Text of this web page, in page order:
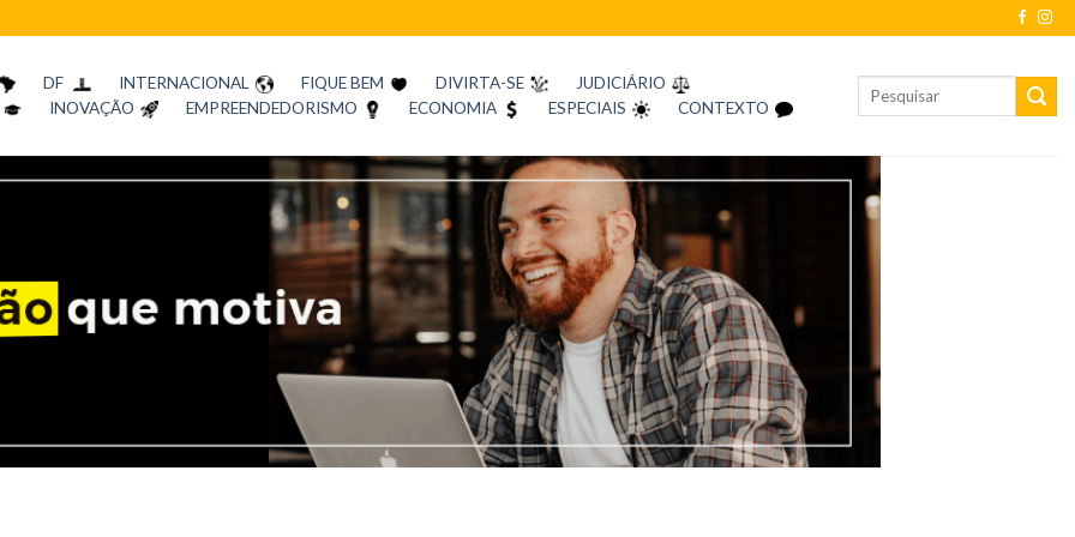
DF INTERNACIONAL FIQUE BEM DIVIRTA-SE
JUDICIÁRIO
INOVAÇÃO EMPREENDEDORISMO ECONOMIA ESPECIAIS CONTEXTO